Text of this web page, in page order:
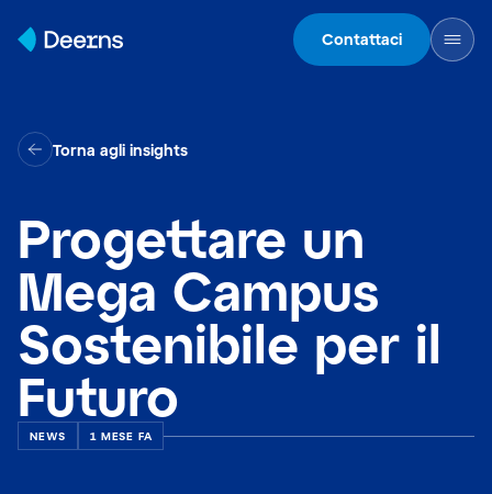
Contattaci
Torna agli insights
Progettare un
Mega Campus
Sostenibile per il
Futuro
NEWS 1 MESE FA